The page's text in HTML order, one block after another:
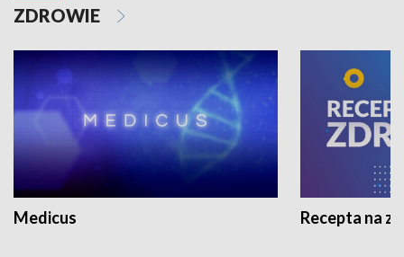
ZDROWIE
Medicus Recepta na